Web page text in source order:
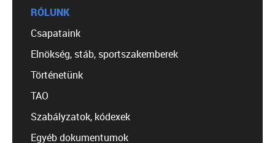
RÓLUNK
Csapataink
Elnökség, stáb, sportszakemberek
Történetünk
TAO
Szabályzatok, kódexek
Egyéb dokumentumok